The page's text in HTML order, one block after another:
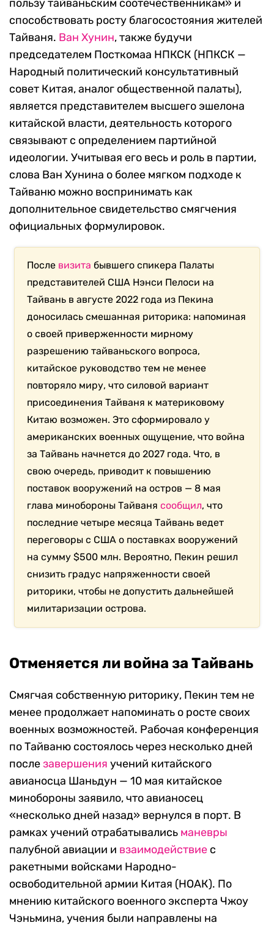
пользу тайваньским соотечественникам» и
способствовать росту благосостояния жителей
Тайваня. Ван Хунин, также будучи
председателем Посткомаа НПКСК (НПКСК —
Народный политический консультативный
совет Китая, аналог общественной палаты),
является представителем высшего эшелона
китайской власти, деятельность которого
связывают с определением партийной
идеологии. Учитывая его весь и роль в партии,
слова Ван Хунина о более мягком подходе к
Тайваню можно воспринимать как
дополнительное свидетельство смягчения
официальных формулировок.
После визита бывшего спикера Палаты
представителей США Нэнси Пелоси на
Тайвань в августе 2022 года из Пекина
доносилась смешанная риторика: напоминая
о своей приверженности мирному
разрешению тайваньского вопроса,
китайское руководство тем не менее
повторяло миру, что силовой вариант
присоединения Тайваня к материковому
Китаю возможен. Это сформировало у
американских военных ощущение, что война
за Тайвань начнется до 2027 года. Что, в
свою очередь, приводит к повышению
поставок вооружений на остров — 8 мая
глава минобороны Тайванясообщил, что
последние четыре месяца Тайвань ведет
переговоры с США о поставках вооружений
на сумму $500 млн. Вероятно, Пекин решил
снизить градус напряженности своей
риторики, чтобы не допустить дальнейшей
милитаризации острова.
Отменяется ли война за Тайвань
Смягчая собственную риторику, Пекин тем не
менее продолжает напоминать о росте своих
военных возможностей. Рабочая конференция
по Тайваню состоялось через несколько дней
послезавершения учений китайского
авианосца Шаньдун — 10 мая китайское
минобороны заявило, что авианосец
«несколько дней назад» вернулся в порт. В
рамках учений отрабатывались маневры
палубной авиации и взаимодействие с
ракетными войсками Народно-
освободительной армии Китая (НОАК). По
мнению китайского военного эксперта Чжоу
Чэньмина, учения были направлены на